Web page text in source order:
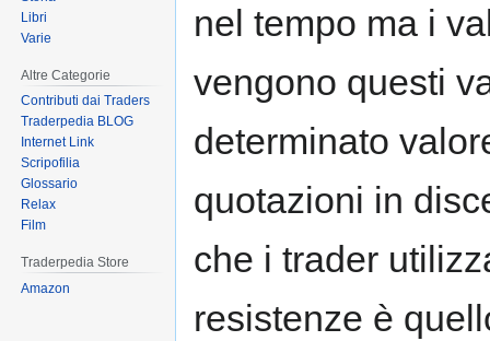
nel tempo ma i
vengono questi
determinato
quotazioni in
che i trader
resistenze è
Libri
Varie
Altre Categorie
Contributi dai Traders
Traderpedia BLOG
Internet Link
Scripofilia
Glossario
Relax
Film
Traderpedia Store
Amazon